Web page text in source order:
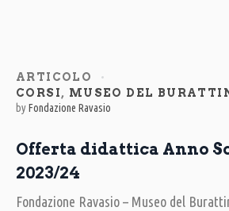
ARTICOLO
CORSI, MUSEO DEL
byFondazione Ravasio
Offerta didattica Anno
2023/24
Fondazione Ravasio – Museo del